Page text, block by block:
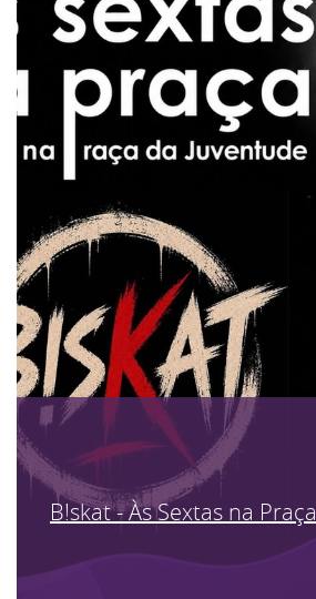
B!skat - Às Sextas na Praça